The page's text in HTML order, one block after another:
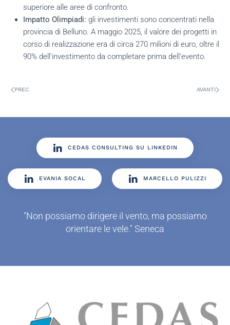
superiore alle aree di confronto.
Impatto Olimpiadi: gli investimenti sono concentrati nella
provincia di Belluno. A maggio 2025, il valore dei progetti in
corso di realizzazione era di circa 270 milioni di euro, oltre il
90% dell'investimento da completare prima dell'evento.
PREC AVANTI
CEDAS CONSULTING SU LINKEDIN
EVANIA SOCAL MARCELLO PULIZZI
"Non possiamo dirigere il vento, ma possiamo
orientare le vele." Seneca